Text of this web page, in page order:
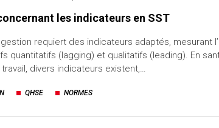
les indicateurs en SST
requiert des indicateurs adaptés, mesurant
quantitatifs (lagging) et qualitatifs (leading). En
divers indicateurs existent,…
QHSE NORMES